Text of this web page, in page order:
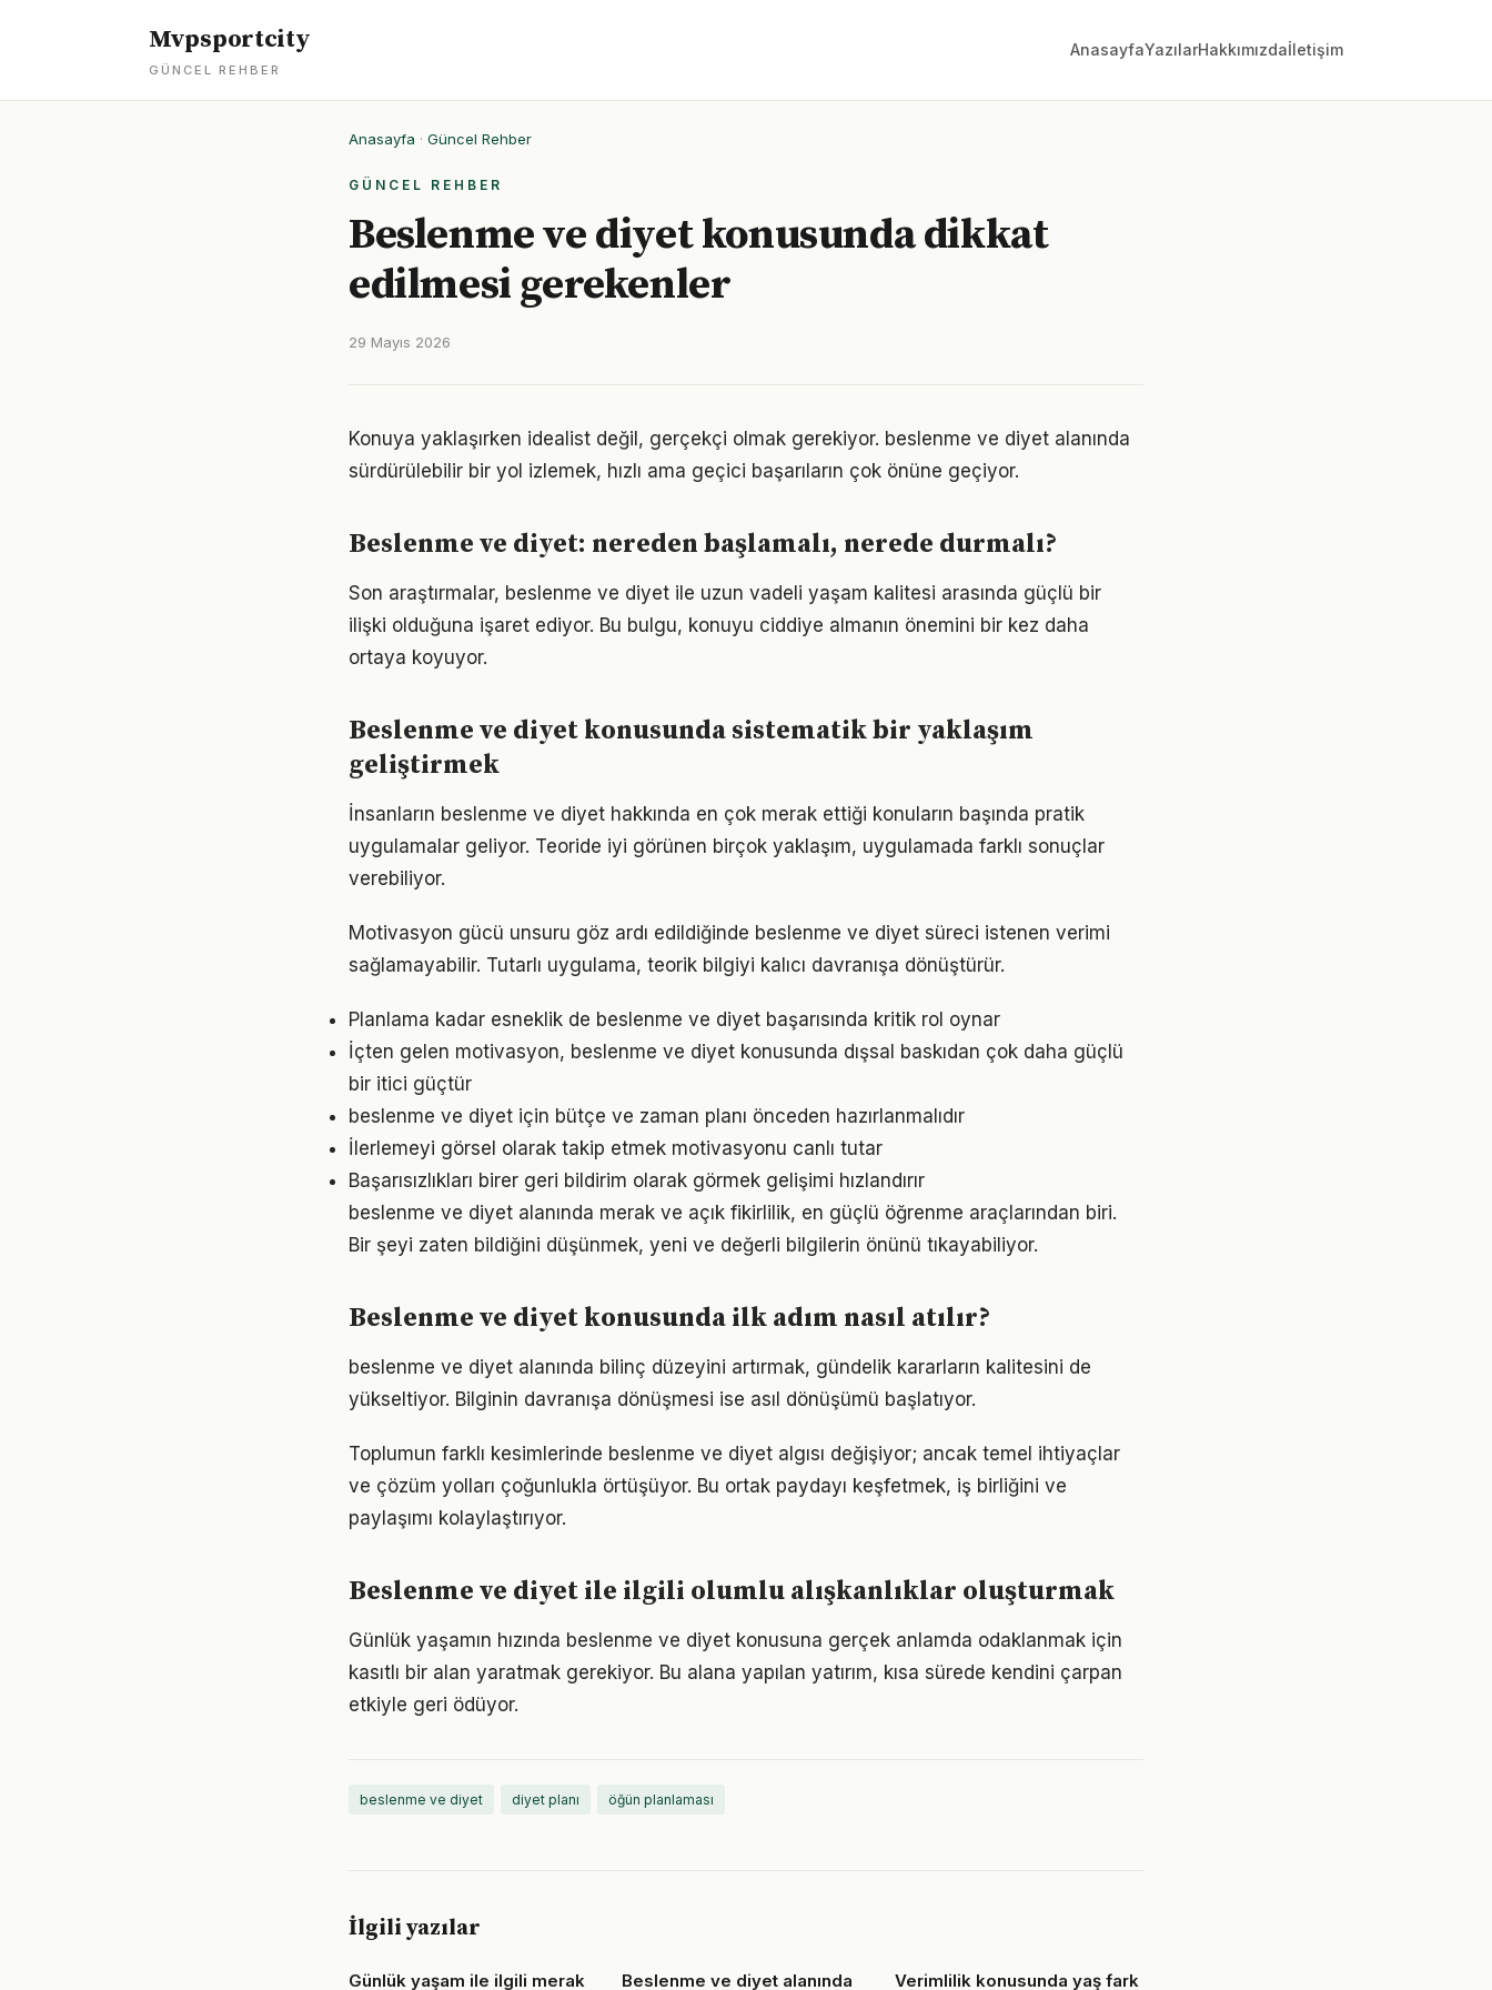
Mvpsportcity
GÜNCEL REHBER
AnasayfaYazılarHakkımızdaİletişim
Anasayfa · Güncel Rehber
GÜNCEL REHBER
Beslenme ve diyet konusunda dikkat
edilmesi gerekenler
29 Mayıs 2026
Konuya yaklaşırken idealist değil, gerçekçi olmak gerekiyor. beslenme ve diyet alanında
sürdürülebilir bir yol izlemek, hızlı ama geçici başarıların çok önüne geçiyor.
Beslenme ve diyet: nereden başlamalı, nerede durmalı?
Son araştırmalar, beslenme ve diyet ile uzun vadeli yaşam kalitesi arasında güçlü bir
ilişki olduğuna işaret ediyor. Bu bulgu, konuyu ciddiye almanın önemini bir kez daha
ortaya koyuyor.
Beslenme ve diyet konusunda sistematik bir yaklaşım
geliştirmek
İnsanların beslenme ve diyet hakkında en çok merak ettiği konuların başında pratik
uygulamalar geliyor. Teoride iyi görünen birçok yaklaşım, uygulamada farklı sonuçlar
verebiliyor.
Motivasyon gücü unsuru göz ardı edildiğinde beslenme ve diyet süreci istenen verimi
sağlamayabilir. Tutarlı uygulama, teorik bilgiyi kalıcı davranışa dönüştürür.
Planlama kadar esneklik de beslenme ve diyet başarısında kritik rol oynar
İçten gelen motivasyon, beslenme ve diyet konusunda dışsal baskıdan çok daha güçlü
bir itici güçtür
beslenme ve diyet için bütçe ve zaman planı önceden hazırlanmalıdır
İlerlemeyi görsel olarak takip etmek motivasyonu canlı tutar
Başarısızlıkları birer geri bildirim olarak görmek gelişimi hızlandırır
beslenme ve diyet alanında merak ve açık fikirlilik, en güçlü öğrenme araçlarından biri.
Bir şeyi zaten bildiğini düşünmek, yeni ve değerli bilgilerin önünü tıkayabiliyor.
Beslenme ve diyet konusunda ilk adım nasıl atılır?
beslenme ve diyet alanında bilinç düzeyini artırmak, gündelik kararların kalitesini de
yükseltiyor. Bilginin davranışa dönüşmesi ise asıl dönüşümü başlatıyor.
Toplumun farklı kesimlerinde beslenme ve diyet algısı değişiyor; ancak temel ihtiyaçlar
ve çözüm yolları çoğunlukla örtüşüyor. Bu ortak paydayı keşfetmek, iş birliğini ve
paylaşımı kolaylaştırıyor.
Beslenme ve diyet ile ilgili olumlu alışkanlıklar oluşturmak
Günlük yaşamın hızında beslenme ve diyet konusuna gerçek anlamda odaklanmak için
kasıtlı bir alan yaratmak gerekiyor. Bu alana yapılan yatırım, kısa sürede kendini çarpan
etkiyle geri ödüyor.
beslenme ve diyet diyet planı öğün planlaması
İlgili yazılar
Günlük yaşam ile ilgili merak Beslenme ve diyet alanında Verimlilik konusunda yaş fark